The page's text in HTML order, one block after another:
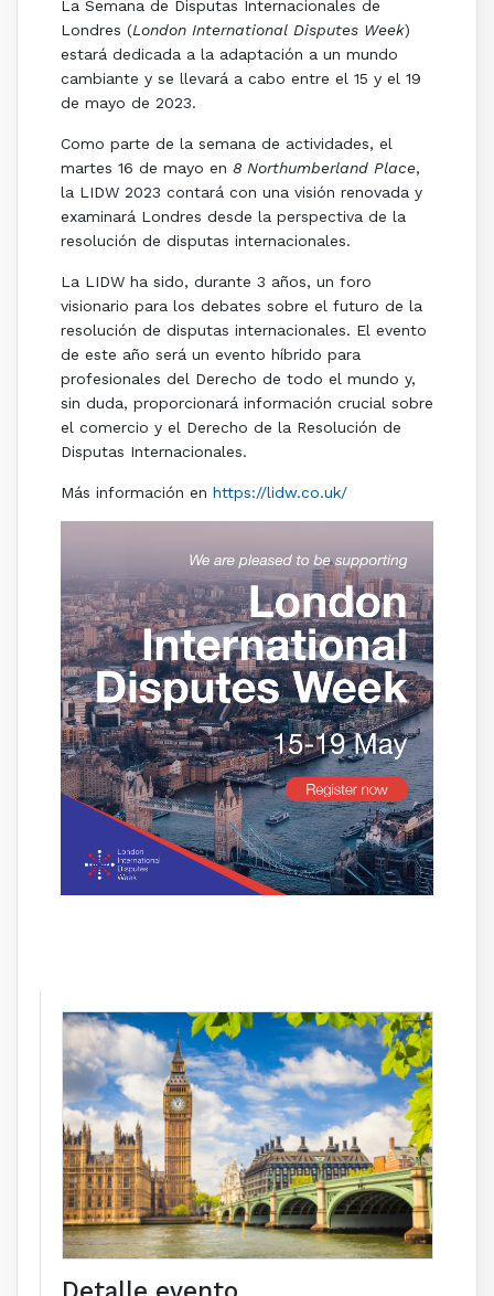
La Semana de Disputas Internacionales de
Londres (London International Disputes Week)
estará dedicada a la adaptación a un mundo
cambiante y se llevará a cabo entre el 15 y el 19
de mayo de 2023.
Como parte de la semana de actividades, el
martes 16 de mayo en 8 Northumberland Place,
la LIDW 2023 contará con una visión renovada y
examinará Londres desde la perspectiva de la
resolución de disputas internacionales.
La LIDW ha sido, durante 3 años, un foro
visionario para los debates sobre el futuro de la
resolución de disputas internacionales. El evento
de este año será un evento híbrido para
profesionales del Derecho de todo el mundo y,
sin duda, proporcionará información crucial sobre
el comercio y el Derecho de la Resolución de
Disputas Internacionales.
Más información en https://lidw.co.uk/